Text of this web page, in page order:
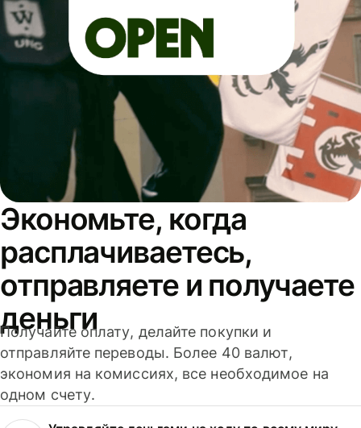
Экономьте, когда
расплачиваетесь,
отправляете и получаете
деньги
Получайте оплату, делайте покупки и
отправляйте переводы. Более 40 валют,
экономия на комиссиях, все необходимое на
одном счету.